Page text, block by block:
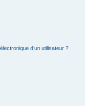
d’un utilisateur ?